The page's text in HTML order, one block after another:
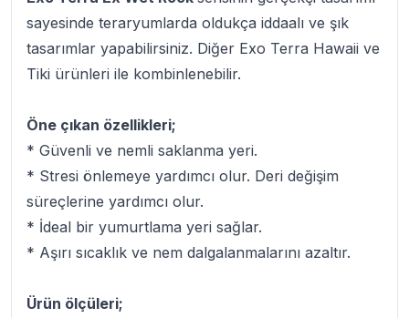
sayesinde teraryumlarda oldukça iddaalı ve şık
tasarımlar yapabilirsiniz. Diğer Exo Terra Hawaii ve
Tiki ürünleri ile kombinlenebilir.
Öne çıkan özellikleri;
* Güvenli ve nemli saklanma yeri.
* Stresi önlemeye yardımcı olur. Deri değişim
süreçlerine yardımcı olur.
* İdeal bir yumurtlama yeri sağlar.
* Aşırı sıcaklık ve nem dalgalanmalarını azaltır.
Ürün ölçüleri;